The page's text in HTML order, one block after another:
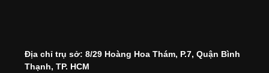
Địa chỉ trụ sở: 8/29 Hoàng Hoa Thám, P.7, Quận Bình
Thạnh, TP. HCM